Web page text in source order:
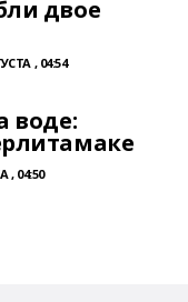
двое
, 04:54
воде:
, 04:50